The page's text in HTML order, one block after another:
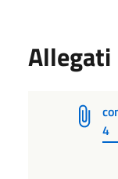
Allegati
4